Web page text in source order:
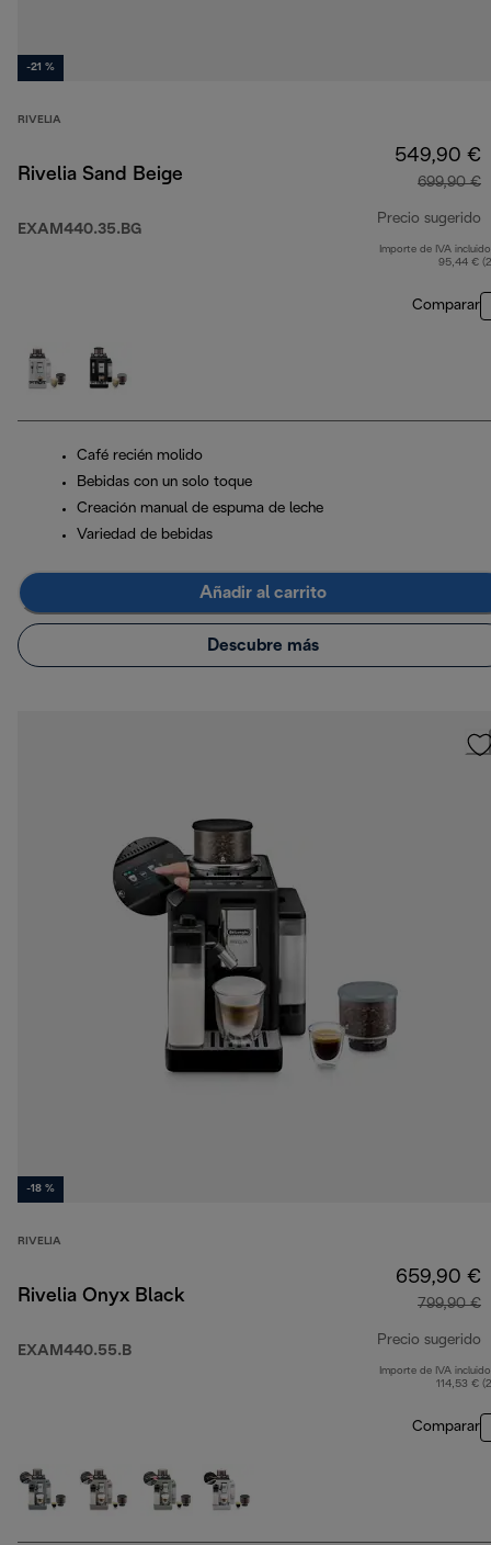
-21 %
RIVELIA
Rivelia Sand Beige
EXAM440.35.BG
549,90 €
699,90 €
Precio sugerido
Importe de IVA
95,44 €
Comparar
Café recién molido
Bebidas con un solo toque
Creación manual de espuma de leche
Variedad de bebidas
Añadir al carrito
Descubre más
-18 %
RIVELIA
Rivelia Onyx Black
EXAM440.55.B
659,90 €
799,90 €
Precio sugerido
Importe de IVA
114,53 €
Comparar